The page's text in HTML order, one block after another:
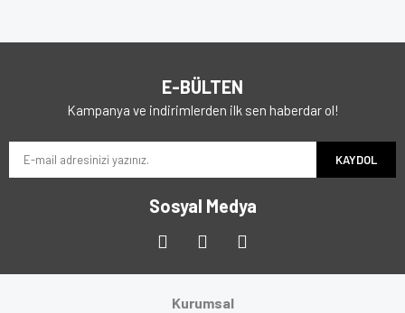
E-BÜLTEN
Kampanya ve indirimlerden ilk sen haberdar ol!
KAYDOL
Sosyal Medya
Kurumsal